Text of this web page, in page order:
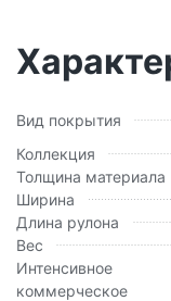
Вид покрытия
Коллекция
Толщина материала
Ширина
Длина рулона
Вес
Интенсивное
коммерческое